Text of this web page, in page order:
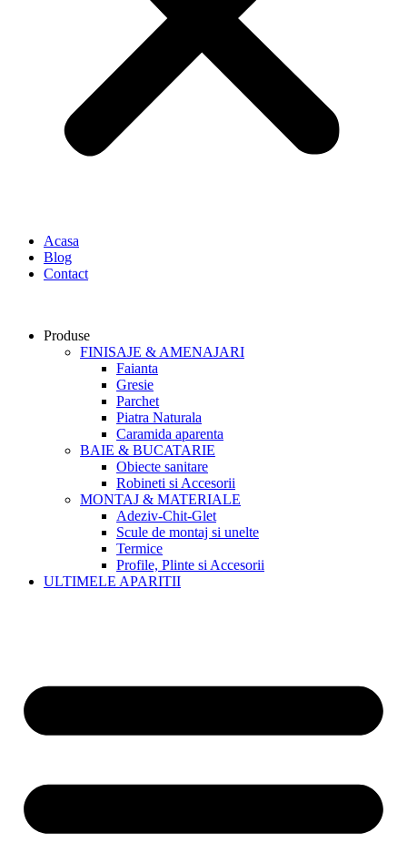
Acasa
Blog
Contact
Produse
FINISAJE & AMENAJARI
Faianta
Gresie
Parchet
Piatra Naturala
Caramida aparenta
BAIE & BUCATARIE
Obiecte sanitare
Robineti si Accesorii
MONTAJ & MATERIALE
Adeziv-Chit-Glet
Scule de montaj si unelte
Termice
Profile, Plinte si Accesorii
ULTIMELE APARITII